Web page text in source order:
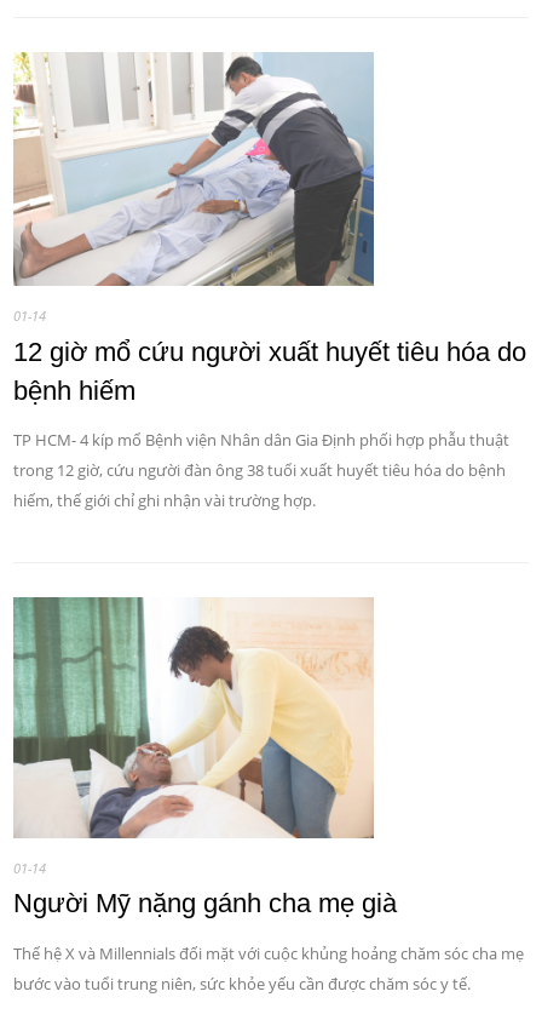
01-14
12 giờ mổ cứu người xuất huyết tiêu hóa do
bệnh hiếm
TP HCM- 4 kíp mổ Bệnh viện Nhân dân Gia Định phối hợp phẫu thuật
trong 12 giờ, cứu người đàn ông 38 tuổi xuất huyết tiêu hóa do bệnh
hiếm, thế giới chỉ ghi nhận vài trường hợp.
01-14
Người Mỹ nặng gánh cha mẹ già
Thế hệ X và Millennials đối mặt với cuộc khủng hoảng chăm sóc cha mẹ
bước vào tuổi trung niên, sức khỏe yếu cần được chăm sóc y tế.